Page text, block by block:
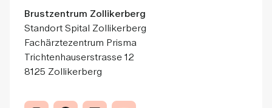
Brustzentrum Zollikerberg
Standort Spital Zollikerberg
Fachärztezentrum Prisma
Trichtenhauserstrasse 12
8125 Zollikerberg